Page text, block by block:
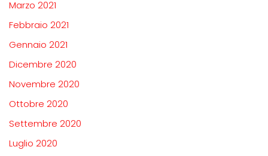
Marzo 2021
Febbraio 2021
Gennaio 2021
Dicembre 2020
Novembre 2020
Ottobre 2020
Settembre 2020
Luglio 2020